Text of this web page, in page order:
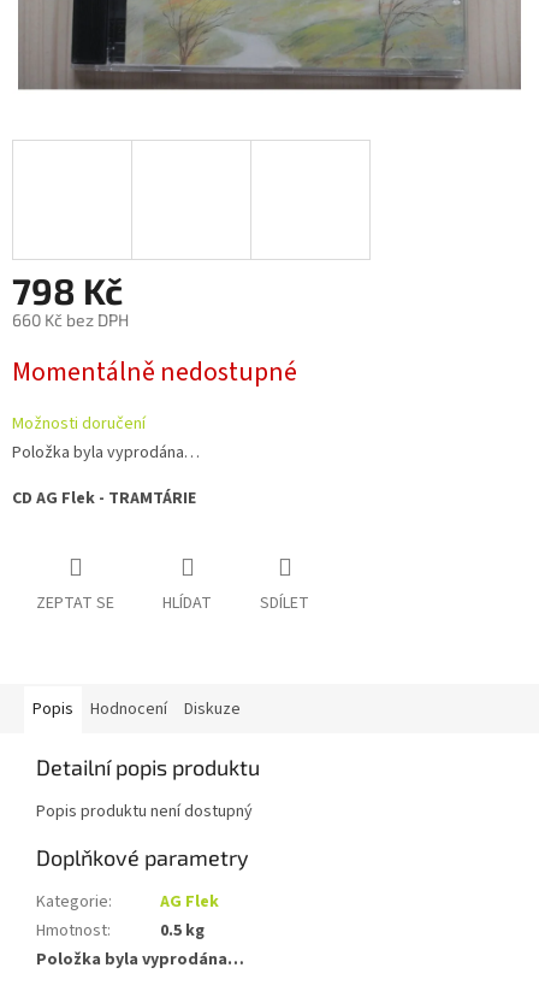
798 Kč
660 Kč bez DPH
cena:
Momentálně nedostupné
Možnosti doručení
Položka byla vyprodána…
CD AG Flek - TRAMTÁRIE
ZEPTAT SE HLÍDAT SDÍLET
Popis Hodnocení Diskuze
Detailní popis produktu
Popis produktu není dostupný
Doplňkové parametry
Kategorie:
AG Flek
Hmotnost:
0.5 kg
Položka byla vyprodána…